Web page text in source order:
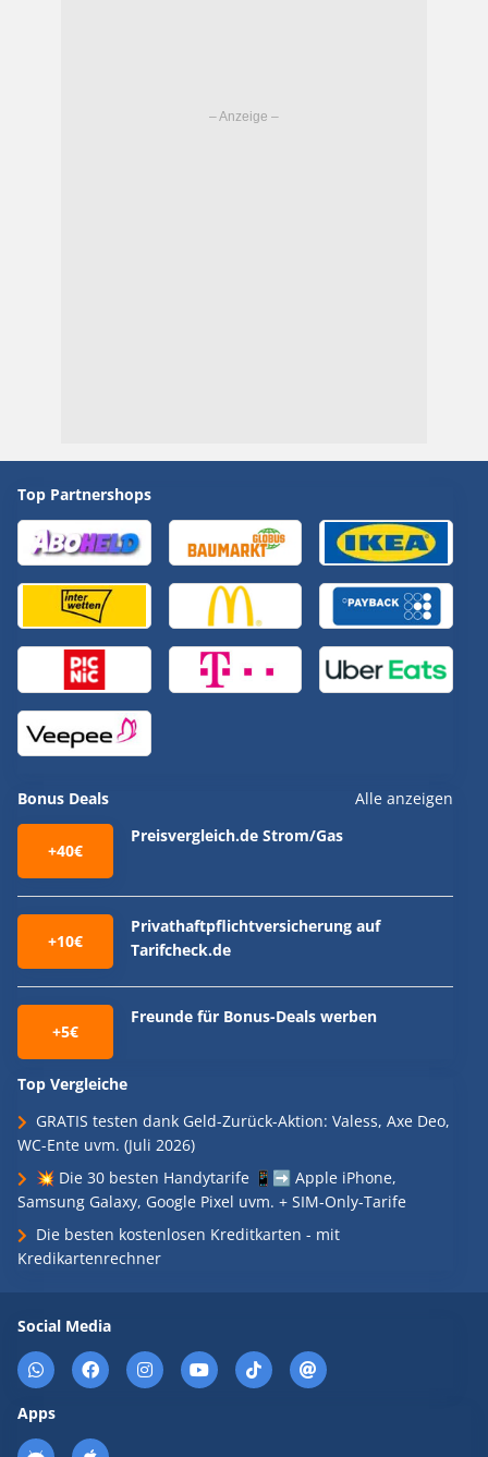
Top Partnershops
Bonus Deals Alle anzeigen
+40€
Preisvergleich.de Strom/Gas
+10€
Privathaftpflichtversicherung auf
Tarifcheck.de
+5€
Freunde für Bonus-Deals werben
Top Vergleiche
GRATIS testen dank Geld-Zurück-Aktion: Valess, Axe Deo,
WC-Ente uvm. (Juli 2026)
💥 Die 30 besten Handytarife 📱➡️ Apple iPhone,
Samsung Galaxy, Google Pixel uvm. + SIM-Only-Tarife
Die besten kostenlosen Kreditkarten - mit
Kredikartenrechner
Social Media
Apps